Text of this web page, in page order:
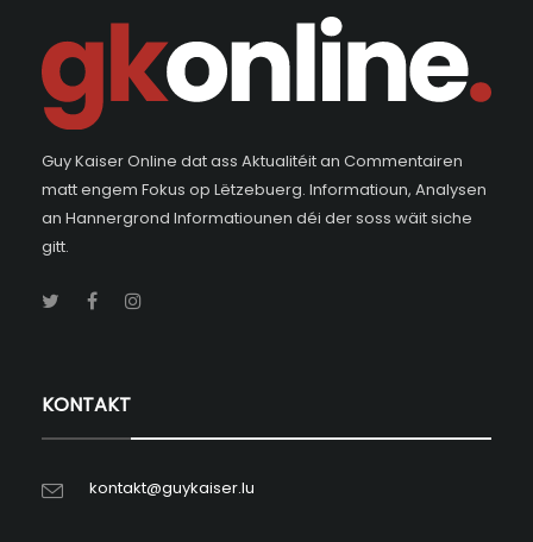
Guy Kaiser Online dat ass Aktualitéit an Commentairen
matt engem Fokus op Lëtzebuerg. Informatioun, Analysen
an Hannergrond Informatiounen déi der soss wäit siche
gitt.
KONTAKT
kontakt@guykaiser.lu